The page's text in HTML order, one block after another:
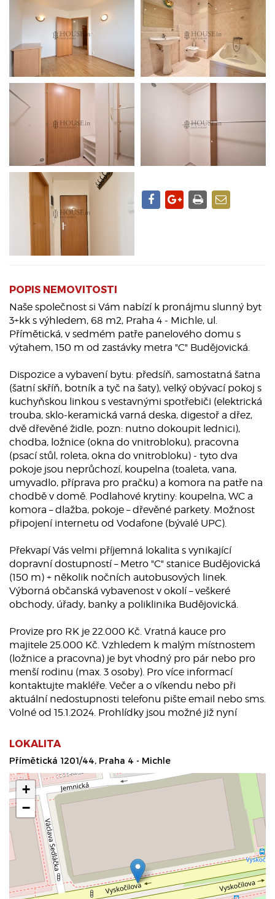
POPIS NEMOVITOSTI
Naše společnost si Vám nabízí k pronájmu slunný byt
3+kk s výhledem, 68 m2, Praha 4 - Michle, ul.
Přímětická, v sedmém patře panelového domu s
výtahem, 150 m od zastávky metra "C" Budějovická.
Dispozice a vybavení bytu: předsíň, samostatná šatna
(šatní skříň, botník a tyč na šaty), velký obývací pokoj s
kuchyňskou linkou s vestavnými spotřebiči (elektrická
trouba, sklo-keramická varná deska, digestoř a dřez,
dvě dřevěné židle, pozn: nutno dokoupit lednici),
chodba, ložnice (okna do vnitrobloku), pracovna
(psací stůl, roleta, okna do vnitrobloku) - tyto dva
pokoje jsou neprůchozí, koupelna (toaleta, vana,
umyvadlo, příprava pro pračku) a komora na patře na
chodbě v domě. Podlahové krytiny: koupelna, WC a
komora – dlažba, pokoje – dřevěné parkety. Možnost
připojení internetu od Vodafone (bývalé UPC).
Překvapí Vás velmi příjemná lokalita s vynikající
dopravní dostupností – Metro "C" stanice Budějovická
(150 m) + několik nočních autobusových linek.
Výborná občanská vybavenost v okolí – veškeré
obchody, úřady, banky a poliklinika Budějovická.
Provize pro RK je 22.000 Kč. Vratná kauce pro
majitele 25.000 Kč. Vzhledem k malým místnostem
(ložnice a pracovna) je byt vhodný pro pár nebo pro
menší rodinu (max. 3 osoby). Pro více informací
kontaktujte makléře. Večer a o víkendu nebo při
aktuální nedostupnosti telefonu pište email nebo sms.
Volné od 15.1.2024. Prohlídky jsou možné již nyní
LOKALITA
Přímětická 1201/44, Praha 4 - Michle
+
−